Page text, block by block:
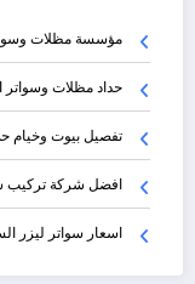
مؤسسة مظلات
حداد مظلات
تفصيل بيوت وخيام
افضل شركة تركيب
اسعار سواتر ليزر